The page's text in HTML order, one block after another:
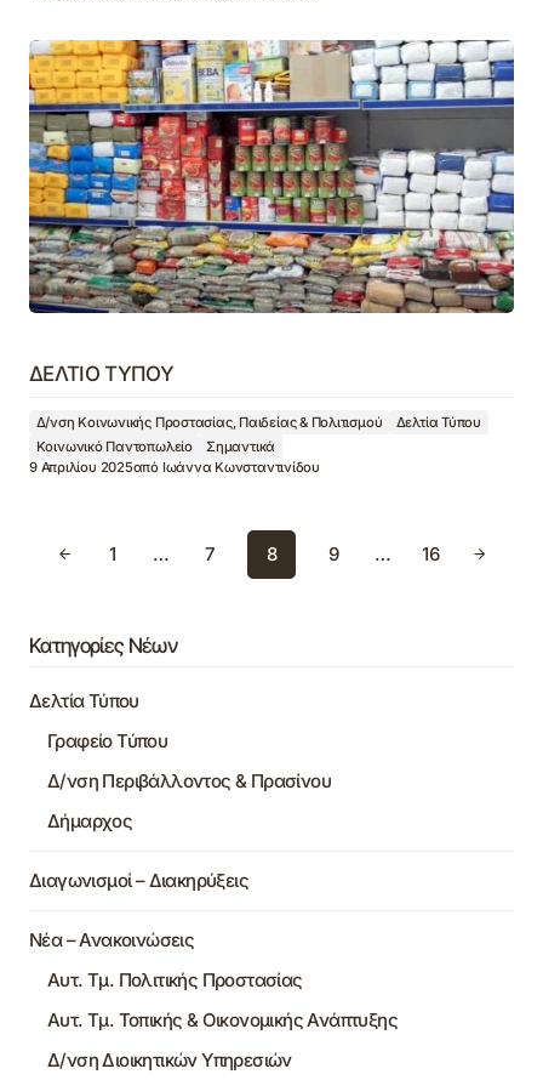
ΔΕΛΤΙΟ ΤΥΠΟΥ
Δ/νση Κοινωνικής Προστασίας, Παιδείας & Πολιτισμού
Δελτία Τύπου
Κοινωνικό Παντοπωλείο
Σημαντικά
9 Απριλίου 2025από Ιωάννα Κωνσταντινίδου
1 … 7 8 9 … 16
Κατηγορίες Νέων
Δελτία Τύπου
Γραφείο Τύπου
Δ/νση Περιβάλλοντος & Πρασίνου
Δήμαρχος
Διαγωνισμοί – Διακηρύξεις
Νέα – Ανακοινώσεις
Αυτ. Τμ. Πολιτικής Προστασίας
Αυτ. Τμ. Τοπικής & Οικονομικής Ανάπτυξης
Δ/νση Διοικητικών Υπηρεσιών